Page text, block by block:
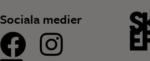
Sociala medier